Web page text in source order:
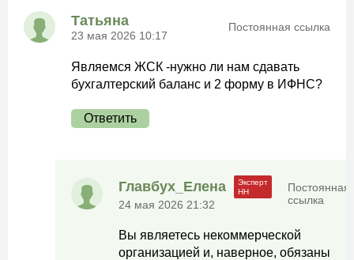
Татьяна
23 мая 2026 10:17
Постоянная ссылка
Являемся ЖСК -нужно ли нам сдавать
бухгалтерский баланс и 2 форму в ИФНС?
Ответить
Главбух_Елена
24 мая 2026 21:32
Постоянная
ссылка
Вы являетесь некоммерческой
организацией и, наверное, обязаны